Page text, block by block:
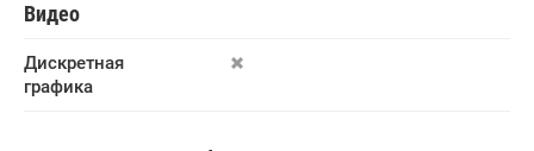
Видео
Дискретная
графика